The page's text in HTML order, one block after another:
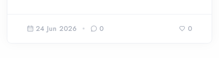
24 Jun 2026 0 0